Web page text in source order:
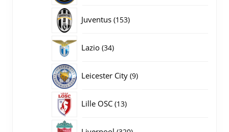
Juventus 153153
Lazio 3434
Leicester City 99
Lille OSC 1313